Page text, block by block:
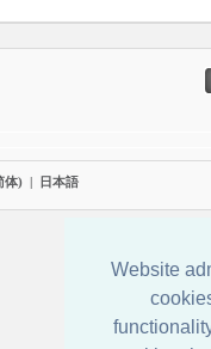
Website
体) | 日本語